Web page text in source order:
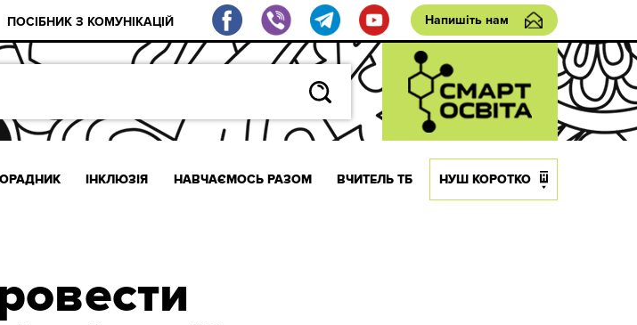
ПОСІБНИК З КОМУНІКАЦІЙ Напишіть нам
ІНКЛЮЗІЯ НАВЧАЄМОСЬ РАЗОМ ВЧИТЕЛЬ ТБ НУШ КОРОТКО